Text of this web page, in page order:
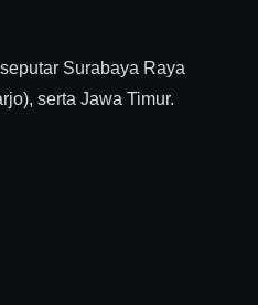
Surabaya Raya
serta Jawa Timur.